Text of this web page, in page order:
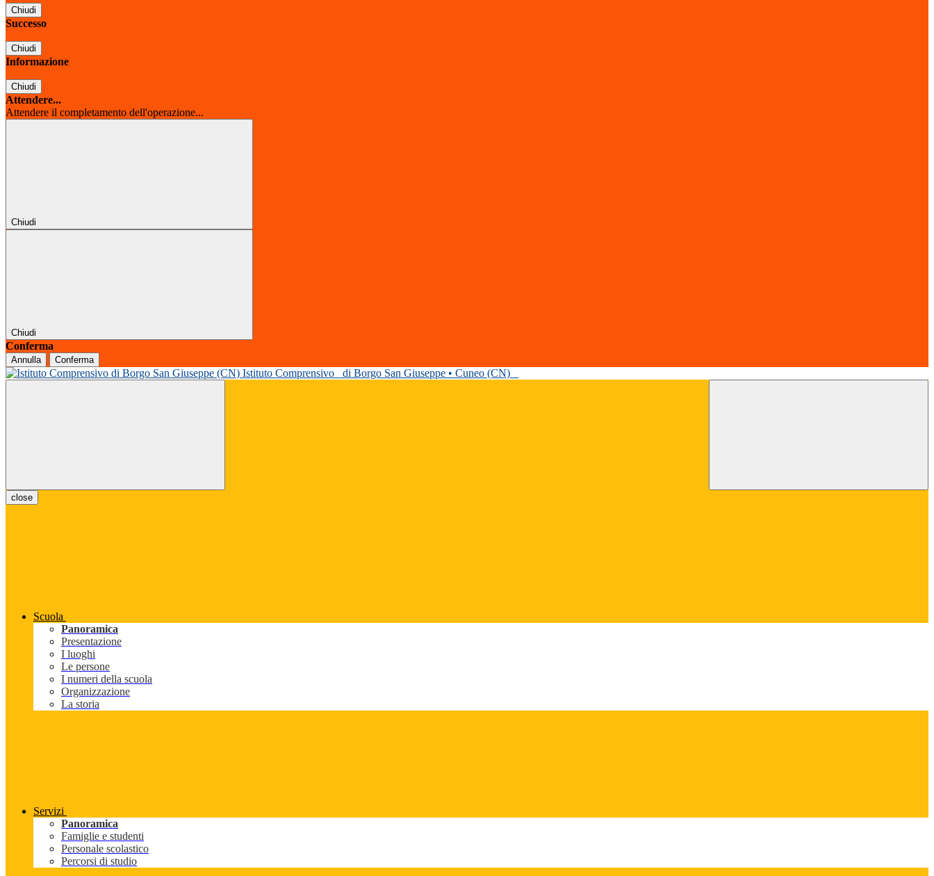
Chiudi
Successo
Chiudi
Informazione
Chiudi
Attendere...
Attendere il completamento dell'operazione...
Chiudi
Chiudi
Conferma
Annulla Conferma
Istituto Comprensivo di Borgo San Giuseppe • Cuneo (CN)
close
Scuola
Panoramica
Presentazione
I luoghi
Le persone
I numeri della scuola
Organizzazione
La storia
Servizi
Panoramica
Famiglie e studenti
Personale scolastico
Percorsi di studio